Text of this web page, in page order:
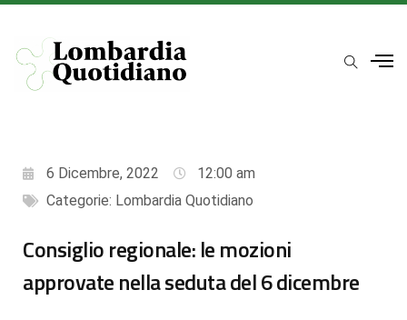
6 Dicembre, 2022
12:00 am
Categorie: Lombardia Quotidiano
Consiglio regionale: le mozioni
approvate nella seduta del 6 dicembre